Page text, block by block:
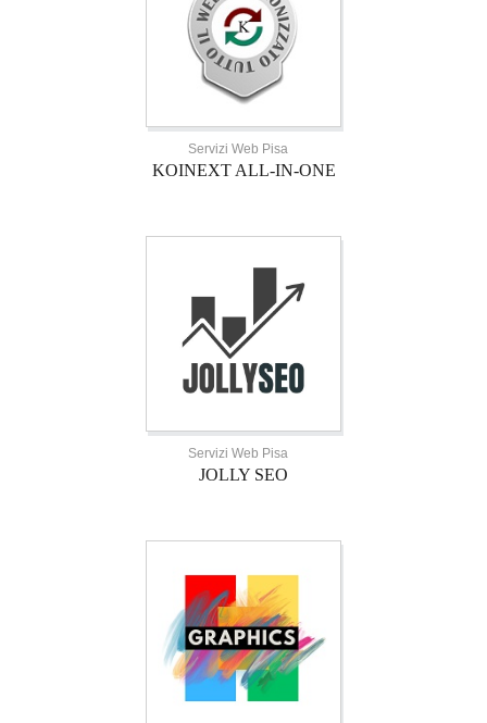
Servizi Web Pisa
KOINEXT ALL-IN-ONE
Servizi Web Pisa
JOLLY SEO